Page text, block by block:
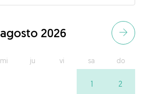
agosto 2026
mi ju vi sa do
1 2